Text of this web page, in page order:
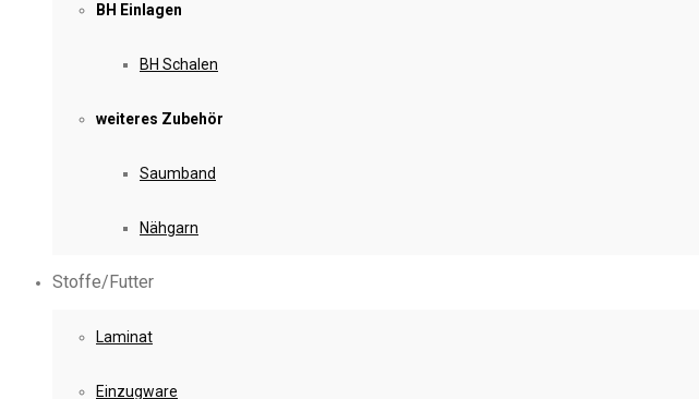
BH Einlagen
BH Schalen
weiteres Zubehör
Saumband
Nähgarn
Stoffe/Futter
Laminat
Einzugware